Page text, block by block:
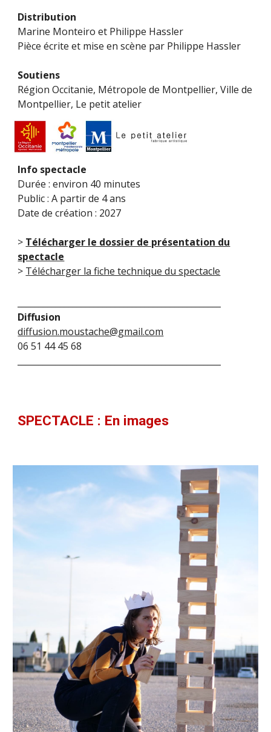
Distribution
Marine Monteiro et Philippe Hassler
Pièce écrite et mise en scène par Philippe Hassler
Soutiens
Région Occitanie, Métropole de Montpellier, Ville de
Montpellier, Le petit atelier
Info spectacle
Durée : environ 40 minutes
Public : A partir de 4 ans
Date de création : 2027
> Télécharger le dossier de présentation du
spectacle
> Télécharger la fiche technique du spectacle
Diffusion
diffusion.moustache@gmail.com
06 51 44 45 68
SPECTACLE : En images